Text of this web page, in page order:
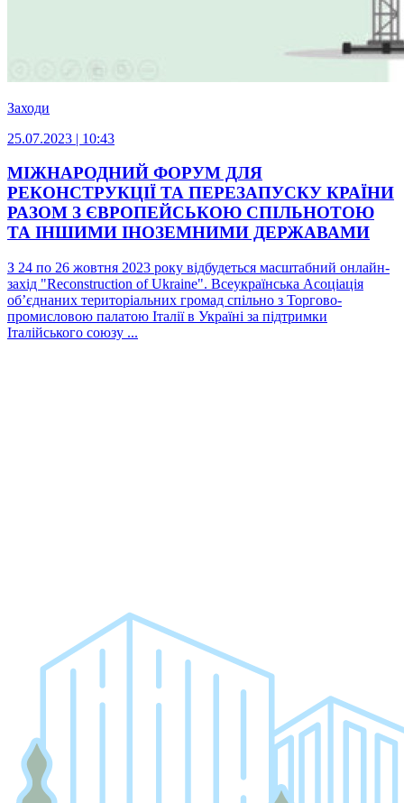
Заходи
25.07.2023 | 10:43
МІЖНАРОДНИЙ ФОРУМ ДЛЯ
РЕКОНСТРУКЦІЇ ТА ПЕРЕЗАПУСКУ КРАЇНИ
РАЗОМ З ЄВРОПЕЙСЬКОЮ СПІЛЬНОТОЮ
ТА ІНШИМИ ІНОЗЕМНИМИ ДЕРЖАВАМИ
З 24 по 26 жовтня 2023 року відбудеться масштабний онлайн-
захід "Reconstruction of Ukraine". Всеукраїнська Асоціація
об’єднаних територіальних громад спільно з Торгово-
промисловою палатою Італії в Україні за підтримки
Італійського союзу ...